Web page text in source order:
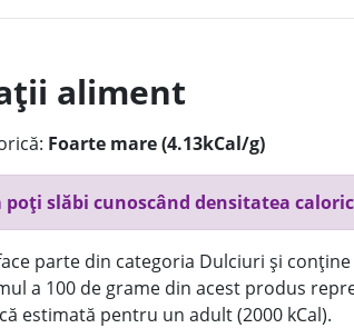
aliment
Foarte mare (4.13kCal/g)
poți slăbi cunoscând densitatea
parte din categoria Dulciuri și
a 100 de grame din acest produs
estimată pentru un adult (2000 kCal).